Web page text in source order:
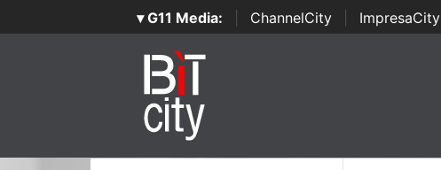
▾ G11 Media: ChannelCity ImpresaCity